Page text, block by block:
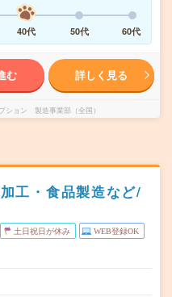
40代 50代 60代
む 詳しく見る
ション 製造事業部（全国）
工・食品製造など/
土日祝日が休み WEB登録OK